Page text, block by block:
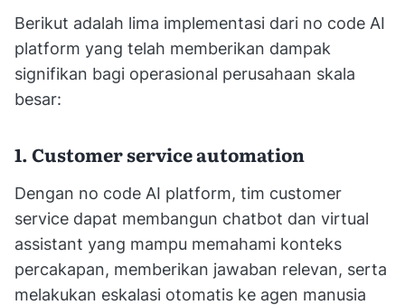
Berikut adalah lima implementasi dari no code AI
platform yang telah memberikan dampak
signifikan bagi operasional perusahaan skala
besar:
1. Customer service automation
Dengan no code AI platform, tim customer
service dapat membangun chatbot dan virtual
assistant yang mampu memahami konteks
percakapan, memberikan jawaban relevan, serta
melakukan eskalasi otomatis ke agen manusia